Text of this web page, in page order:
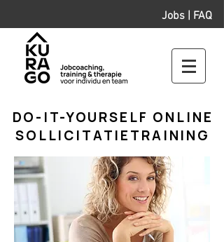
Jobs | FAQ
DO-IT-YOURSELF ONLINE
SOLLICITATIETRAINING